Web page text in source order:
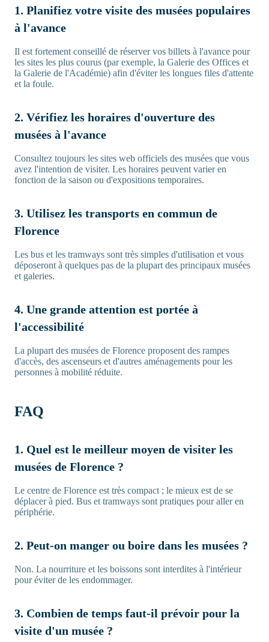
1. Planifiez votre visite des musées populaires
à l'avance
Il est fortement conseillé de réserver vos billets à l'avance pour
les sites les plus courus (par exemple, la Galerie des Offices et
la Galerie de l'Académie) afin d'éviter les longues files d'attente
et la foule.
2. Vérifiez les horaires d'ouverture des
musées à l'avance
Consultez toujours les sites web officiels des musées que vous
avez l'intention de visiter. Les horaires peuvent varier en
fonction de la saison ou d'expositions temporaires.
3. Utilisez les transports en commun de
Florence
Les bus et les tramways sont très simples d'utilisation et vous
déposeront à quelques pas de la plupart des principaux musées
et galeries.
4. Une grande attention est portée à
l'accessibilité
La plupart des musées de Florence proposent des rampes
d'accès, des ascenseurs et d'autres aménagements pour les
personnes à mobilité réduite.
FAQ
1. Quel est le meilleur moyen de visiter les
musées de Florence ?
Le centre de Florence est très compact ; le mieux est de se
déplacer à pied. Bus et tramways sont pratiques pour aller en
périphérie.
2. Peut-on manger ou boire dans les musées ?
Non. La nourriture et les boissons sont interdites à l'intérieur
pour éviter de les endommager.
3. Combien de temps faut-il prévoir pour la
visite d'un musée ?